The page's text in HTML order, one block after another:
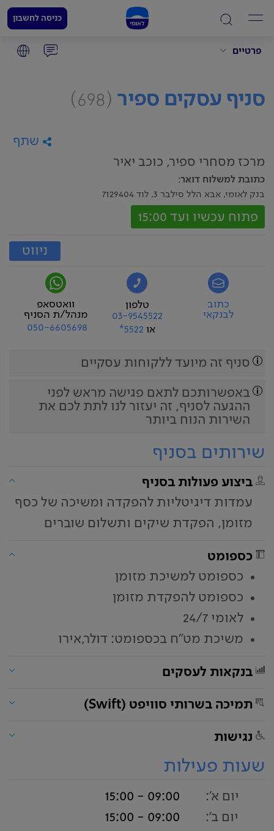
פרטיים
כניסה לחשבון
סניף עסקים ספיר (698)
שתף
מרכז מסחרי ספיר, כוכב יאיר
כתובת למשלוח דואר:
בנק לאומי, אבא הלל סילבר 3, לוד 7129404
פתוח עכשיו ועד 15:00
ניווט
כתוב
לבנקאי
טלפון
03-9545522
או 5522*
וואטסאפ
מנהל/ת הסניף
050-6605698
סניף זה מיועד ללקוחות עסקיים
באפשרותכם לתאם פגישה מראש לפני
ההגעה לסניף, זה יעזור לנו לתת לכם את
השירות הנוח ביותר
שירותים בסניף
ביצוע פעולות בסניף
עמדות דיגיטליות להפקדה ומשיכה של כסף
מזומן, הפקדת שיקים ותשלום שוברים
כספומט
כספומט למשיכת מזומן
כספומט להפקדת מזומן
לאומי 24/7
משיכת מט"ח בכספומט: דולר,אירו
בנקאות לעסקים
תמיכה בשרותי סוויפט (Swift)
נגישות
שעות פעילות
יום א':
09:00 - 15:00
יום ב':
09:00 - 15:00